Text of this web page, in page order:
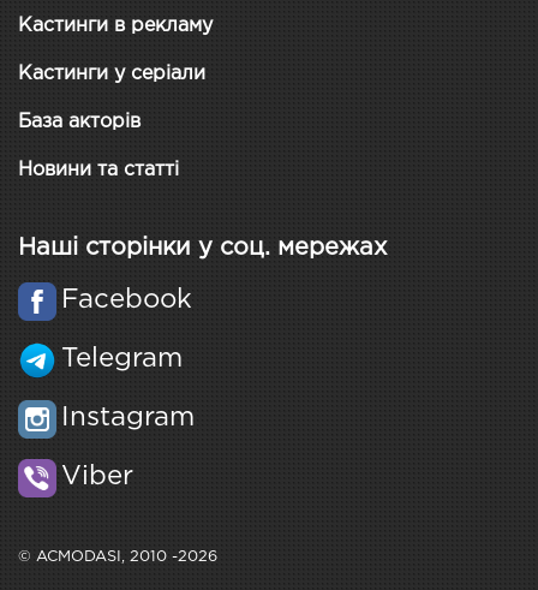
Кастинги в рекламу
Кастинги у серіали
База акторів
Новини та статті
Наші сторінки у соц. мережах
Facebook
Telegram
Instagram
Viber
© ACMODASI, 2010 -2026